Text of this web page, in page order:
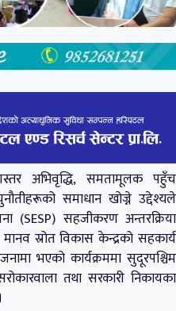
अभिवृद्धि, समतामूलक पहुँच
समाधान खोज्ने उद्देश्यले
(SESP) सहजीकरण अन्तरक्रिया
स्रोत विकास केन्द्रको सहकार्य
भएको कार्यक्रममा सुदूरपश्चिम
तथा सरकारी निकायका